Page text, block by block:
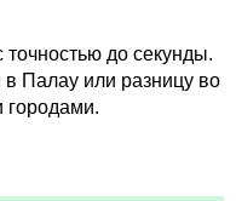
до секунды.
в Палау или разницу во
городами.